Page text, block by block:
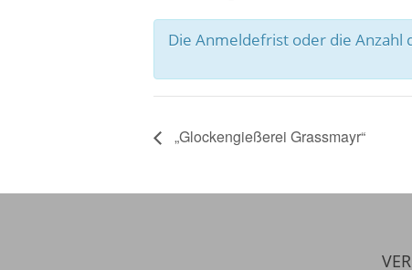
Die Anmeldefrist oder die
„Glockengießerei Grassmayr“